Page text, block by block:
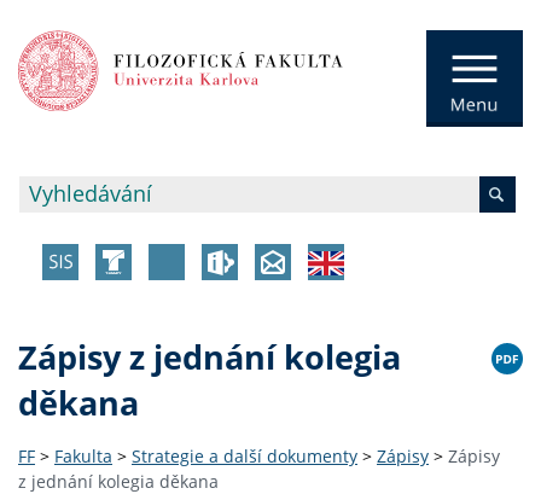
Zápisy z jednání kolegia
děkana
FF > Fakulta > Strategie a další dokumenty > Zápisy > Zápisy
z jednání kolegia děkana